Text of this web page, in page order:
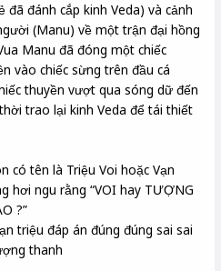
đã đánh cắp kinh Veda) và cảnh
(Manu) về một trận đại hồng
Manu đã đóng một chiếc
vào chiếc sừng trên đầu cá
thuyền vượt qua sóng dữ đến
trao lại kinh Veda để tái thiết
có tên là Triệu Voi hoặc Vạn
hơi ngu rằng “VOI hay TƯỢNG
?”
triệu đáp án đúng đúng sai sai
thanh